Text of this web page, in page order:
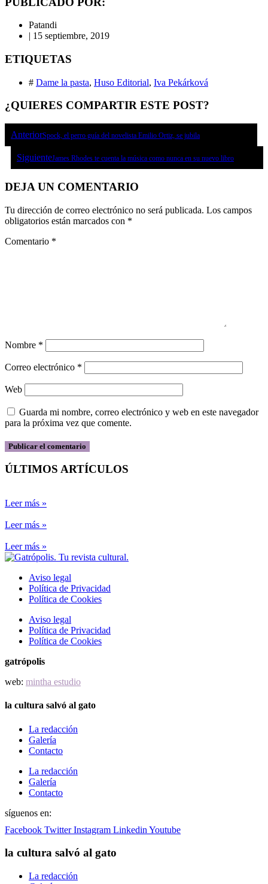
Patandi
| 15 septiembre, 2019
ETIQUETAS
# Dame la pasta, Huso Editorial, Iva Pekárková
¿QUIERES COMPARTIR ESTE POST?
AnteriorSpock, el perro guía del novelista Emilio Ortiz, se jubila
SiguienteJames Rhodes te cuenta la música como nunca en su nuevo libro
DEJA UN COMENTARIO
Tu dirección de correo electrónico no será publicada. Los campos
obligatorios están marcados con *
Comentario *
Nombre *
Correo electrónico *
Web
Guarda mi nombre, correo electrónico y web en este navegador
para la próxima vez que comente.
ÚLTIMOS ARTÍCULOS
Leer más »
Leer más »
Leer más »
Aviso legal
Política de Privacidad
Política de Cookies
Aviso legal
Política de Privacidad
Política de Cookies
gatrópolis
web: mintha estudio
la cultura salvó al gato
La redacción
Galería
Contacto
La redacción
Galería
Contacto
síguenos en:
Facebook Twitter Instagram Linkedin Youtube
la cultura salvó al gato
La redacción